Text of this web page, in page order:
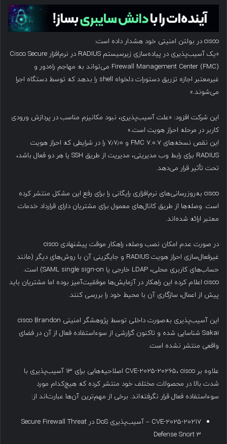
cisco در بولتن امنیتی خود هشدار داده است:
«یک آسیب‌پذیری در پیاده‌سازی زیرسیستم RADIUS در نرم‌افزار Cisco Secure
Firewall Management Center (FMC) می‌تواند به مهاجم راه‌دور و
غیرمعتبر اجازه تزریق دستورات دلخواه shell را بدهد که توسط دستگاه اجرا
می‌شوند.»
این شرکت افزود: «علت آسیب‌پذیری، نبود مکانیزم مناسب در پردازش ورودی
کاربر در مرحله احراز هویت است.»
این نقص نسخه‌های FMC 7.0.7 و ۷٫۷٫۰ را در شرایطی که احراز هویت
RADIUS برای رابط وب مدیریتی، مدیریت از طریق SSH یا هر دو فعال باشد،
تحت تأثیر قرار می‌دهد.
cisco به‌روزرسانی‌های نرم‌افزاری رایگانی را برای رفع این مشکل منتشر کرده
است. وصله‌ها از طریق کانال‌های معمول برای مشتریان دارای قرارداد خدمات
معتبر ارائه شده‌اند.
در صورت عدم امکان نصب وصله، راهکار موقت پیشنهادی cisco
غیرفعال‌سازی احراز هویت RADIUS و جایگزینی آن با روش‌های دیگر (مانند
حساب‌های کاربری محلی، LDAP خارجی یا SAML single sign-on) است.
cisco اعلام کرده این راهکار در آزمایش‌ها موفقیت‌آمیز بوده اما مشتریان باید
پیش از اعمال، سازگاری آن با محیط خود را بررسی کنند.
این آسیب‌پذیری به‌صورت داخلی توسط پژوهشگر امنیتی cisco Brandon
Sakai شناسایی شده و تاکنون گزارشی از سوءاستفاده فعال از آن در فضای
واقعی منتشر نشده است.
علاوه بر CVE-2025-20265، cisco اصلاحیه‌هایی برای ۱۳ آسیب‌پذیری با
شدت بالا در محصولات مختلف خود منتشر کرده که هیچ‌کدام مورد
سوءاستفاده فعال قرار نگرفته‌اند. برخی از مهم‌ترین آن‌ها عبارت‌اند از:
CVE-2025-20217 – آسیب‌پذیری DoS در Secure Firewall Threat
Defense Snort 3